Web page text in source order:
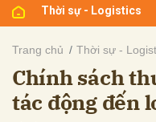
Thời sự - Logistics
Trang chủ Thời sự -
Chính sách
tác động đến